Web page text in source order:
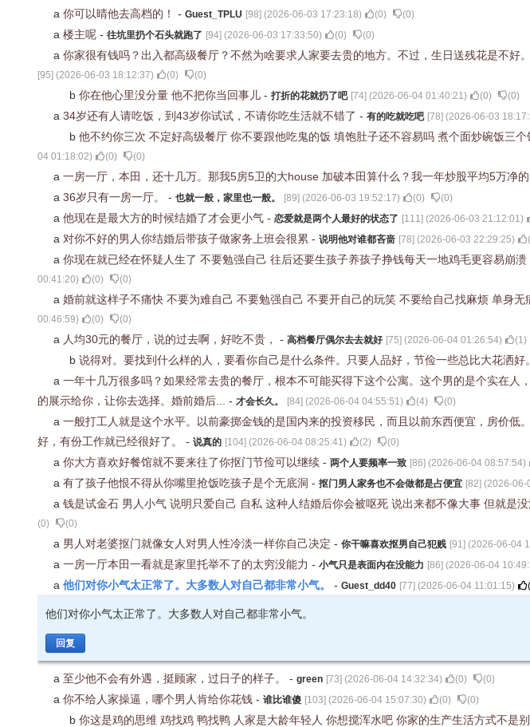
a 你可以晴他去高档的！ - Guest_TPLU [98] (2026-06-03 17:23:18) (0) (0)
a 楼主呢 - 往坑里扔个石头就跑了 [94] (2026-06-03 17:33:50) (0) (0)
a 你家很有钱吗？出入都高级餐厅？不然为啥要求人家要去贵的地方。不过，生日送残花是不好
[95] (2026-06-03 18:12:37) (0) (0)
b 你在他心里没分量 他不把你当回事儿 - 打折的花就扔了吧 [74] (2026-06-04 01:40:21) (0) (0)
a 34岁还有人请吃饭，到43岁你试试，不请你吃生活就不错了 - 有的吃就吃吧 [78] (2026-06-03
b 他不约你三次 不定好高级餐厅 你不要跟他吃鬼的饭 填饱肚子还不容易吗 煮个面炒碗饭三
04 01:18:02) (0) (0)
a 一房一厅，本田，还十几万。那我5房5卫的大house 加破本田算什么？我一年炒股平均5万净的
a 36岁只有一房一厅。 - 也就一般，家里也一般。 [89] (2026-06-03 19:52:17) (0) (0)
a 他现在是最大方的时候结婚了才会更小气 - 恋爱就是两个人最好的状态了 [111] (2026-06-03 21:12:01)
a 对你不好的男人你结婚后带孩子做家务上班会很累 - 说明他对谁都吝啬 [78] (2026-06-03 22:29:25) (
a 你现在就已经在怀疑人生了 不要勉强自己 往后还要生孩子养孩子挣钱每天一地鸡毛更容易崩
00:41:20) (0) (0)
a 婚前就这样子不痛快 不要为难自己 不要勉强自己 不要开自己的玩笑 不要给自己找麻烦 单身无
00:46:59) (0) (0)
a 人均30元的餐厅，说的过去啊，好吃不贵， - 高档餐厅偶尔去去就好 [75] (2026-06-04 01:26:54) (1)
b 说得对。要找到什么样的人，要看你自己是什么条件。只要人品好，节俭一些总比大花洒好
a 一年十几万很多吗？如果经常去贵的餐厅，根本不可能买得下这个公寓。这个男的是个实在人
的展示给你，让你去选择。婚前婚后... - 才会长久。 [84] (2026-06-04 04:55:51) (4) (0)
a 一般打工人就是这个水平。以前豪掷金钱的是国内来的投资移民，而且以前东西便宜，房价低
好，有份工作就已经很好了。 - 说真的 [104] (2026-06-04 08:25:41) (2) (0)
a 你大方喜欢好餐馆就不要来往了你抠门节俭可以继续 - 两个人要频率一致 [86] (2026-06-04 08:57:54)
a 有了孩子他恨不得从你嘴里抢饭吃孩子是个无底洞 - 抠门男人家务也不会做都是占便宜 [82] (2026-06-
a 钱是试金石 男人小气 说明只爱自己 自私 这种人结婚后你会被呕死 说出来都不像大事 但就是没
(0) (0)
a 男人对老婆抠门就像女人对男人性冷淡一样你自己决定 - 你干嘛喜欢抠男自己犯贱 [91] (2026-06-04
a 一房一厅本田一看就是家里托举不了的太穷没能力 - 小气只是表面内在没能力 [86] (2026-06-04
a 他们对你小气太正常了。大多数人对自己都非常小气。 - Guest_dd40 [77] (2026-06-04 11:01:15) (
他们对你小气太正常了。大多数人对自己都非常小气。
回复
a 至少他不会有外遇，挺顾家，过日子的样子。 - green [73] (2026-06-04 14:32:34) (0) (0)
a 你不给人家操逼，哪个男人肯给你花钱 - 谁比谁傻 [103] (2026-06-04 15:07:30) (0) (0)
b 你这是鸡的思维 鸡找鸡 鸭找鸭 人家是大龄年轻人 你想搅浑水吧 你家的生产生活方式不是